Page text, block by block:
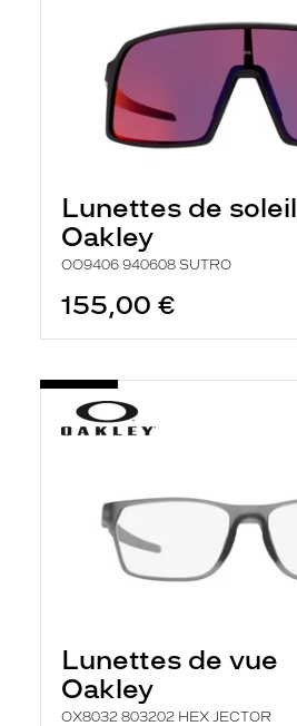
Lunettes de soleil
Oakley
OO9406 940608 SUTRO
155,00 €
Lunettes de vue
Oakley
OX8032 803202 HEX JECTOR